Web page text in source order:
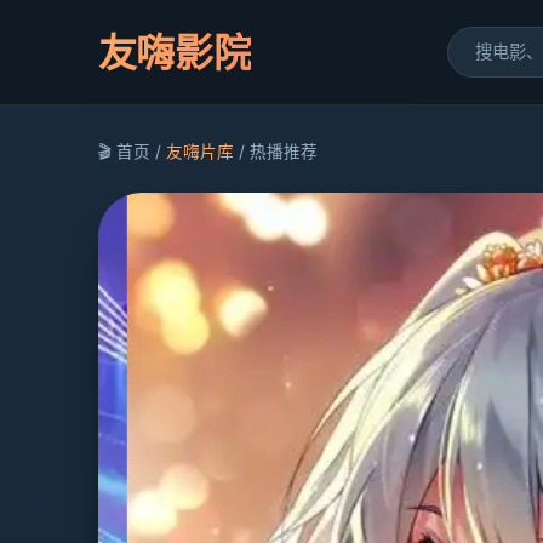
友嗨影院
🎬 首页 / 友嗨片库 / 热播推荐